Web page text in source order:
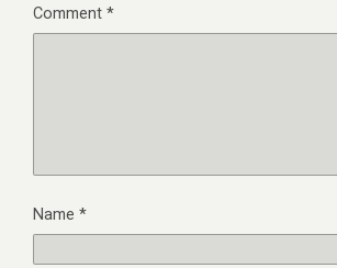
Comment*
Name *